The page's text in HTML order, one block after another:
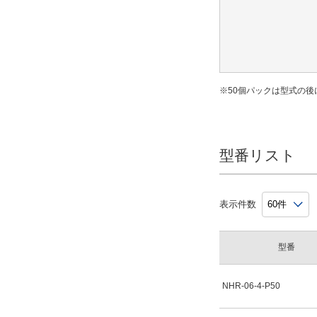
※50個パックは型式の後
型番リスト
表示件数
型番
NHR-06-4-P50